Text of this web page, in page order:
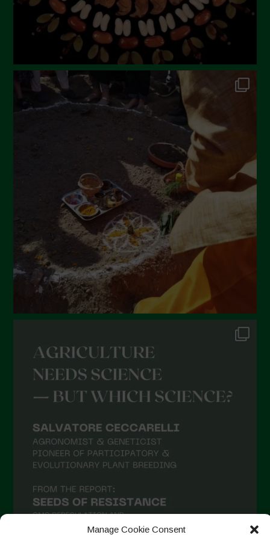
Manage Cookie Consent